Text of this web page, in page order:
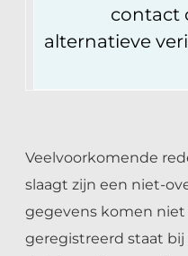
contact
alternatieve
Veelvoorkomende
slaagt zijn een niet-
gegevens komen
geregistreerd staat